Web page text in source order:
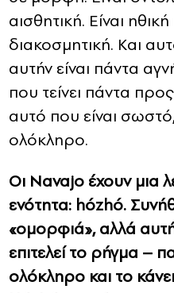
αισθητική. Είναι ηθική
διακοσμητική. Και
αυτήν είναι πάντα
που τείνει πάντα
αυτό που είναι
ολόκληρο.
Οι Navajo έχουν μια
ενότητα: hózhó.
«ομορφιά», αλλά
επιτελεί το ρήγμα –
ολόκληρο και το